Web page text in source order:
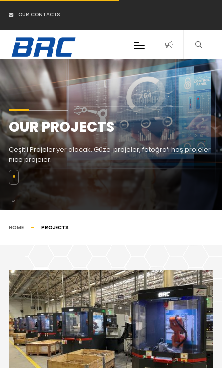
OUR CONTACTS
OUR PROJECTS
Çeşitli Projeler yer alacak. Güzel projeler, fotoğrafı hoş projeler
nice projeler.
HOME PROJECTS